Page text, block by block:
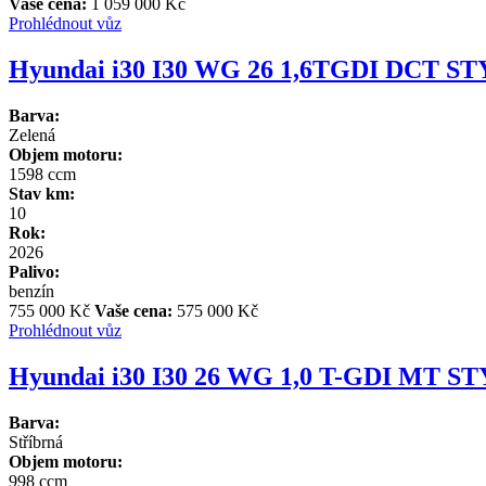
Vaše cena: 1 059 000 Kč
Prohlédnout vůz
Hyundai i30 I30 WG 26 1,6TGDI DCT
Barva:
Zelená
Objem motoru:
1598 ccm
Stav km:
10
Rok:
2026
Palivo:
benzín
755 000 Kč Vaše cena: 575 000 Kč
Prohlédnout vůz
Hyundai i30 I30 26 WG 1,0 T-GDI MT
Barva:
Stříbrná
Objem motoru:
998 ccm